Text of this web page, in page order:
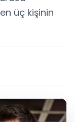
üç kişinin